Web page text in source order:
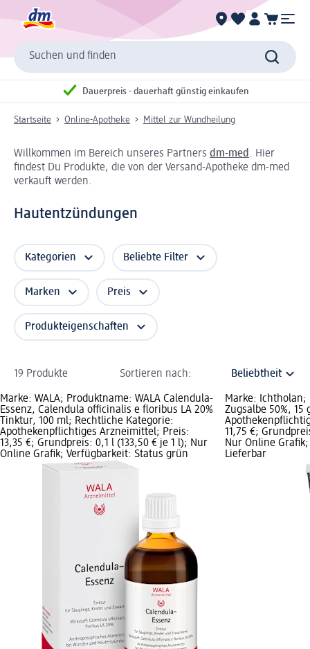
Suchen und finden
Dauerpreis - dauerhaft günstig einkaufen
Startseite Online-Apotheke Mittel zur Wundheilung
Willkommen im Bereich unseres Partners dm-med . Hier
findest Du Produkte, die von der Versand-Apotheke dm-med
verkauft werden.
Hautentzündungen
Kategorien Beliebte Filter
Marken Preis
Produkteigenschaften
19 Produkte Sortieren nach:
Marke: WALA; Produktname: WALA Calendula-
Essenz, Calendula officinalis e floribus LA 20%
Tinktur, 100 ml; Rechtliche Kategorie:
Apothekenpflichtiges Arzneimittel; Preis:
13,35 €; Grundpreis: 0,1 l (133,50 € je 1 l); Nur
Online Grafik; Verfügbarkeit: Status grün
Marke:
Zugsalbe 50%,
11,75 €;
Nur Online
Lieferbar